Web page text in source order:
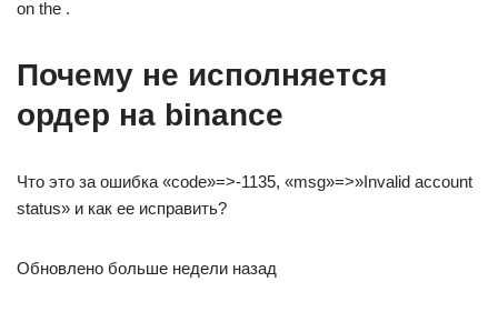
on the .
Почему не исполняется
ордер на binance
Что это за ошибка «code»=>-1135, «msg»=>»Invalid account
status» и как ее исправить?
Обновлено больше недели назад